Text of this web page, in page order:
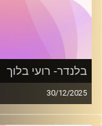
בלנדר- רועי בלוך
30/12/2025
מוזיקה רגועה